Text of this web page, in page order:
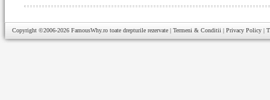
Copyright ©2006-2026 FamousWhy.ro toate drepturile rezervate | Termeni & Conditii | Privacy Policy |